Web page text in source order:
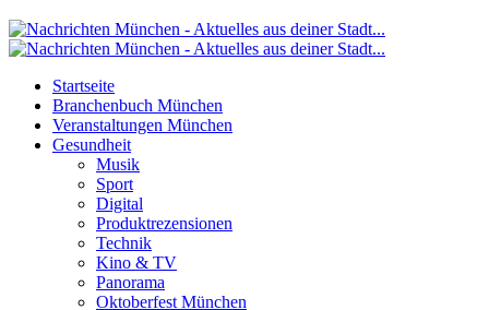
Startseite
Branchenbuch München
Veranstaltungen München
Gesundheit
Musik
Sport
Digital
Produktrezensionen
Technik
Kino & TV
Panorama
Oktoberfest München